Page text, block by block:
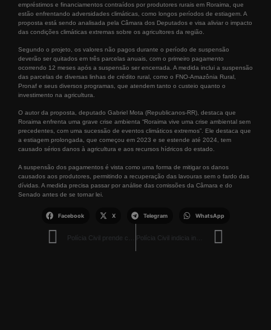
empréstimos e financiamentos contraídos por produtores rurais em Roraima, que
estão enfrentando adversidades climáticas, como longos períodos de estiagem. A
proposta está sendo analisada pela Câmara dos Deputados e visa aliviar o impacto
das condições climáticas extremas sobre os agricultores da região.
Segundo o projeto, os valores não pagos durante o período de suspensão
deverão ser quitados em três parcelas anuais, com o primeiro pagamento
ocorrendo 12 meses após a suspensão ser encerrada. A medida inclui a suspensão
das parcelas de diversas linhas de crédito rural, como o FNO-Amazônia Rural,
Pronaf e seus diversos programas, que atendem tanto o custeio quanto o
investimento na agricultura.
O autor da proposta, deputado Gabriel Mota (Republicanos-RR), destaca que
Roraima enfrenta uma grave crise ambienta “Roraima vive uma crise ambiental sem
precedentes, com uma sucessão de eventos climáticos extremos”. Ele destaca que
a estiagem prolongada, que começou em 2023 e se estende até 2024, tem
causado sérios danos à agricultura e aos recursos hídricos do estado.
A suspensão dos pagamentos é vista como uma forma de mitigar os danos
causados aos produtores, permitindo a recuperação das lavouras sem o fardo das
dívidas. A medida precisa passar por análise das comissões da Câmara e do
Senado antes de se tornar lei.
Facebook X Telegram WhatsApp